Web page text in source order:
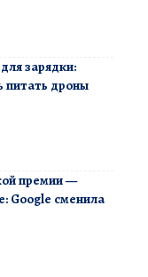
зарядки:
питать дроны
премии —
Google сменила